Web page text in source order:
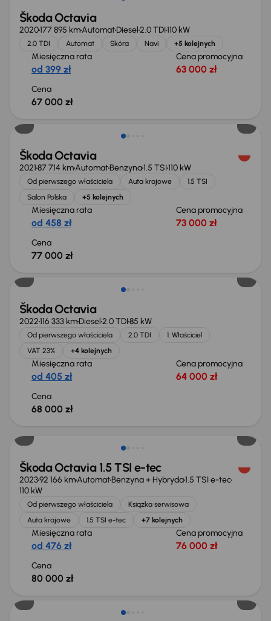
Škoda Octavia
2020177 895 kmAutomatDiesel2.0 TDI110 kW
2.0 TDI Automat Skóra Navi +5 kolejnych
Miesięczna rata
od 399 zł
Cena promocyjna
63 000 zł
Cena
67 000 zł
Możliwość odliczenia VAT
Škoda Octavia
202187 714 kmAutomatBenzyna1.5 TSI110 kW
Od pierwszego właściciela Auta krajowe
1.5 TSI
Salon Polska
+5 kolejnych
Miesięczna rata
od 458 zł
Cena promocyjna
73 000 zł
Cena
77 000 zł
Škoda Octavia
2022116 333 kmDiesel2.0 TDI85 kW
Od pierwszego właściciela 2.0 TDI
1. Właściciel
VAT 23%
+4 kolejnych
Miesięczna rata
od 405 zł
Cena promocyjna
64 000 zł
Cena
68 000 zł
Škoda Octavia 1.5 TSI e-tec
202392 166 kmAutomatBenzyna + Hybryda1.5 TSI e-tec
110 kW
Od pierwszego właściciela
Książka serwisowa
Auta krajowe
1.5 TSI e-tec +7 kolejnych
Miesięczna rata
od 476 zł
Cena promocyjna
76 000 zł
Cena
80 000 zł
Świeżo skupione